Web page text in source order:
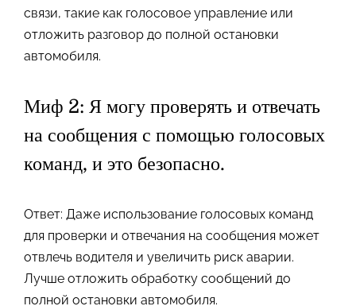
связи, такие как голосовое управление или
отложить разговор до полной остановки
автомобиля.
Миф 2: Я могу проверять и отвечать
на сообщения с помощью голосовых
команд, и это безопасно.
Ответ: Даже использование голосовых команд
для проверки и отвечания на сообщения может
отвлечь водителя и увеличить риск аварии.
Лучше отложить обработку сообщений до
полной остановки автомобиля.